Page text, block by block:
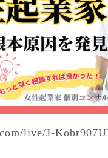
live/J-